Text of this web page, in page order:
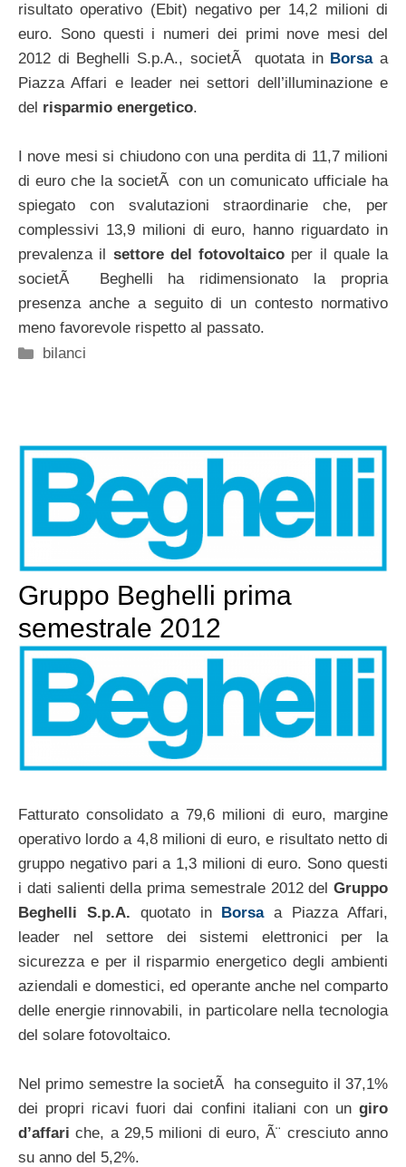
risultato operativo (Ebit) negativo per 14,2 milioni di
euro. Sono questi i numeri dei primi nove mesi del
2012 di Beghelli S.p.A., societÃ quotata in Borsaa
Piazza Affari e leader nei settori dell’illuminazione e
del risparmio energetico.
I nove mesi si chiudono con una perdita di 11,7 milioni
di euro che la societÃ con un comunicato ufficiale ha
spiegato con svalutazioni straordinarie che, per
complessivi 13,9 milioni di euro, hanno riguardato in
prevalenza il settore del fotovoltaico per il quale la
societÃ Beghelli ha ridimensionato la propria
presenza anche a seguito di un contesto normativo
meno favorevole rispetto al passato.
Categorie
bilanci
Gruppo Beghelli prima
semestrale 2012
Fatturato consolidato a 79,6 milioni di euro, margine
operativo lordo a 4,8 milioni di euro, e risultato netto di
gruppo negativo pari a 1,3 milioni di euro. Sono questi
i dati salienti della prima semestrale 2012 del Gruppo
Beghelli S.p.A. quotato in Borsaa Piazza Affari,
leader nel settore dei sistemi elettronici per la
sicurezza e per il risparmio energetico degli ambienti
aziendali e domestici, ed operante anche nel comparto
delle energie rinnovabili, in particolare nella tecnologia
del solare fotovoltaico.
Nel primo semestre la societÃ ha conseguito il 37,1%
dei propri ricavi fuori dai confini italiani con un giro
d’affari che, a 29,5 milioni di euro, Ã¨ cresciuto anno
su anno del 5,2%.